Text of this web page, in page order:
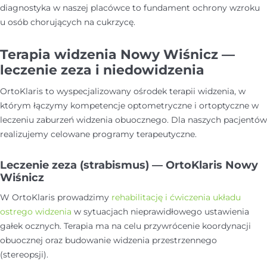
diagnostyka w naszej placówce to fundament ochrony wzroku
u osób chorujących na cukrzycę.
Terapia widzenia Nowy Wiśnicz —
leczenie zeza i niedowidzenia
OrtoKlaris to wyspecjalizowany ośrodek terapii widzenia, w
którym łączymy kompetencje optometryczne i ortoptyczne w
leczeniu zaburzeń widzenia obuocznego. Dla naszych pacjentów
realizujemy celowane programy terapeutyczne.
Leczenie zeza (strabismus) — OrtoKlaris Nowy
Wiśnicz
W OrtoKlaris prowadzimy rehabilitację i ćwiczenia układu
ostrego widzenia w sytuacjach nieprawidłowego ustawienia
gałek ocznych. Terapia ma na celu przywrócenie koordynacji
obuocznej oraz budowanie widzenia przestrzennego
(stereopsji).